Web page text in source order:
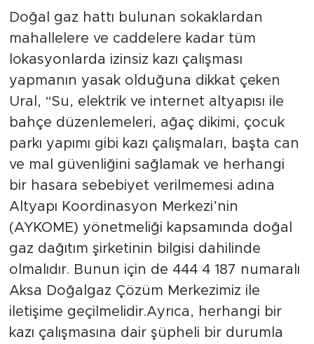
Doğal gaz hattı bulunan sokaklardan
mahallelere ve caddelere kadar tüm
lokasyonlarda izinsiz kazı çalışması
yapmanın yasak olduğuna dikkat çeken
Ural, “Su, elektrik ve internet altyapısı ile
bahçe düzenlemeleri, ağaç dikimi, çocuk
parkı yapımı gibi kazı çalışmaları, başta can
ve mal güvenliğini sağlamak ve herhangi
bir hasara sebebiyet verilmemesi adına
Altyapı Koordinasyon Merkezi’nin
(AYKOME) yönetmeliği kapsamında doğal
gaz dağıtım şirketinin bilgisi dahilinde
olmalıdır. Bunun için de 444 4 187 numaralı
Aksa Doğalgaz Çözüm Merkezimiz ile
iletişime geçilmelidir.Ayrıca, herhangi bir
kazı çalışmasına dair şüpheli bir durumla